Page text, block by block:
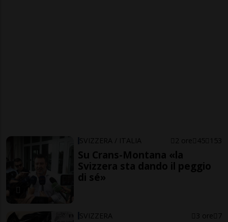
SVIZZERA / ITALIA 2 ore 45 153
Su Crans-Montana «la
Svizzera sta dando il peggio
di sé»
SVIZZERA 3 ore 7